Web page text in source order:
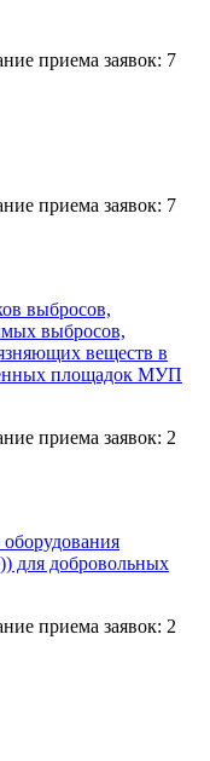
приема заявок: 7
приема заявок: 7
выбросов,
выбросов,
веществ в
площадок МУП
приема заявок: 2
для добровольных
приема заявок: 2